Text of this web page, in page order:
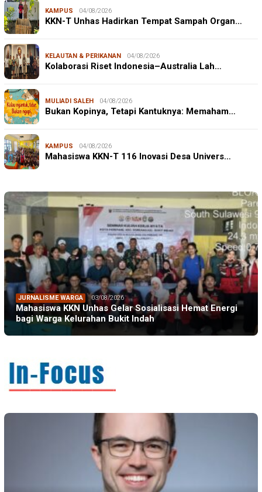
KAMPUS 04/08/2026
KKN-T Unhas Hadirkan Tempat Sampah Organ…
KELAUTAN & PERIKANAN 04/08/2026
Kolaborasi Riset Indonesia–Australia Lah…
MULIADI SALEH 04/08/2026
Bukan Kopinya, Tetapi Kantuknya: Memaham…
KAMPUS 04/08/2026
Mahasiswa KKN-T 116 Inovasi Desa Univers…
JURNALISME WARGA 03/08/2026
Mahasiswa KKN Unhas Gelar Sosialisasi Hemat Energi
bagi Warga Kelurahan Bukit Indah